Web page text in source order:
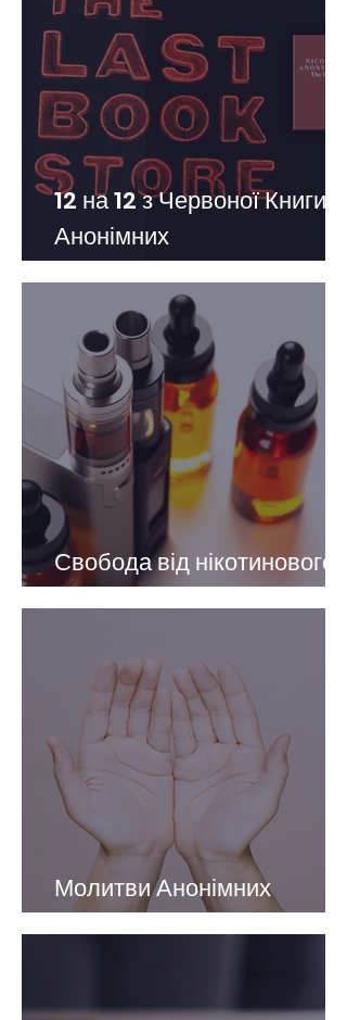
12 на 12 з Червоної Книги
Анонімних
Нікотинозалежних
Свобода від нікотинового
вейпінгу
Молитви Анонімних
Нікотинозалежних